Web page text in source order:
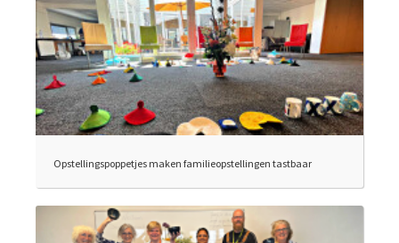
Opstellingspoppetjes maken familieopstellingen tastbaar